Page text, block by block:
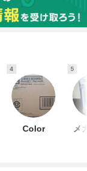
4
Color
5
メ